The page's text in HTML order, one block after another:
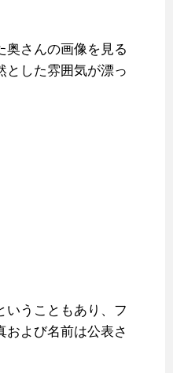
奥さんの画像を見る
とした雰囲気が漂っ
いうこともあり、フ
および名前は公表さ